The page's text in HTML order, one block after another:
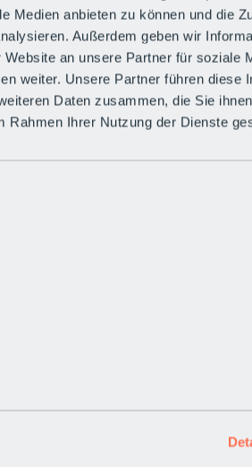
Medien anbieten zu können und die
Außerdem geben wir
Website an unsere Partner für soziale
weiter. Unsere Partner führen diese
Daten zusammen, die Sie
Rahmen Ihrer Nutzung der Dienste
Bikepark-Partnerschaften
Nachhaltigkeit in der BRS
Bikepark & Tickets